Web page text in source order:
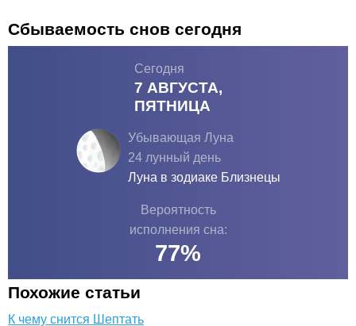
Сбываемость снов сегодня
Сегодня
7 АВГУСТА,
ПЯТНИЦА
Убывающая Луна
24 лунный день
Луна в зодиаке Близнецы
Вероятность
исполнения сна:
77%
Похожие статьи
К чему снится Шептать